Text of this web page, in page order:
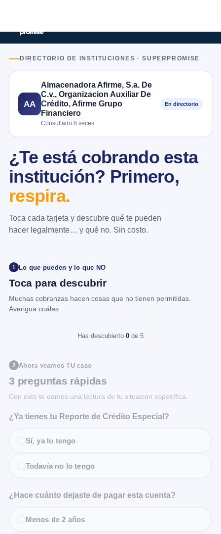
DIRECTORIO DE INSTITUCIONES · SUPERPROMISE
AA
Almacenadora Afirme, S.a. De
C.v., Organizacion Auxiliar De
Crédito, Afirme Grupo
Financiero
Consultado 8 veces
En directorio
¿Te está cobrando esta
institución? Primero,
respira.
Toca cada tarjeta y descubre qué te pueden
hacer legalmente… y qué no. Sin costo.
1 Lo que pueden y lo que NO
Toca para descubrir
Muchas cobranzas hacen cosas que no tienen permitidas.
Averigua cuáles.
Has descubierto 0 de 5
2 Ahora veamos TU caso
3 preguntas rápidas
Con esto te damos una lectura de tu situación específica.
¿Ya tienes tu Reporte de Crédito Especial?
Sí, ya lo tengo
Todavía no lo tengo
¿Hace cuánto dejaste de pagar esta cuenta?
Menos de 2 años